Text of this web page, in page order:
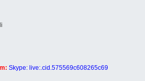
Skype: live:.cid.575569c608265c69